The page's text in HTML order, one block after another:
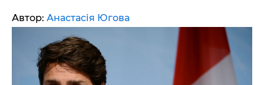
Автор: Анастасія Югова